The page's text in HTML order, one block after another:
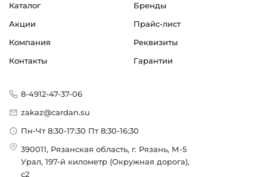
Каталог
Бренды
Акции
Прайс-лист
Компания
Реквизиты
Контакты
Гарантии
8-4912-47-37-06
zakaz@cardan.su
Пн-Чт 8:30-17:30 Пт 8:30-16:30
390011, Рязанская область, г. Рязань, М-5
Урал, 197-й километр (Окружная дорога),
с2